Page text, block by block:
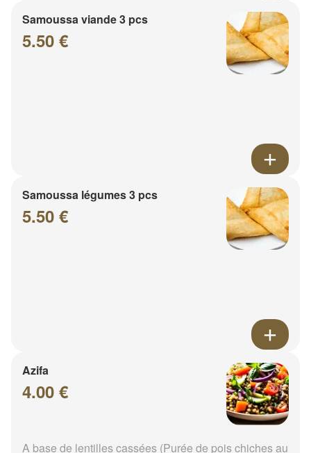
Samoussa viande 3 pcs
5.50 €
Samoussa légumes 3 pcs
5.50 €
Azifa
4.00 €
A base de lentilles cassées (Purée de pois chiches au